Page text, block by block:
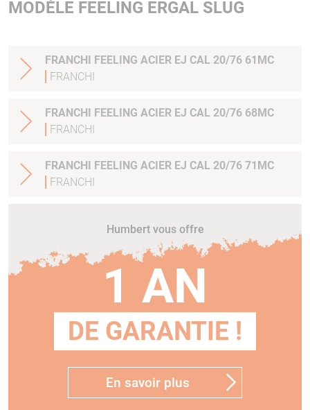
MODÈLE FEELING ERGAL SLUG
FRANCHI FEELING ACIER EJ CAL 20/76 61MC
FRANCHI
FRANCHI FEELING ACIER EJ CAL 20/76 68MC
FRANCHI
FRANCHI FEELING ACIER EJ CAL 20/76 71MC
FRANCHI
Humbert vous offre
1 AN
DE GARANTIE !
En savoir plus